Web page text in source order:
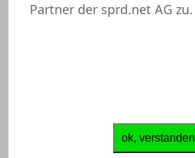
Partner der sprd.net AG zu.
ok, verstanden